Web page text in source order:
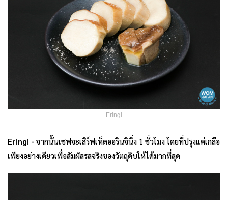
Eringi
Eringi - จากนั้นเชฟจะเสิร์ฟเห็ดออรินจินึ่ง 1 ชั่วโมง โดยที่ปรุงแค่เกลือ
เพียงอย่างเดียวเพื่อสัมผัสรสจริงของวัตถุดิบให้ได้มากที่สุด